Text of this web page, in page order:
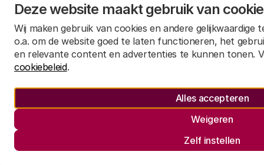
Deze website maakt gebruik van
Wij maken gebruik van cookies en andere gelijkwaardige
o.a. om de website goed te laten functioneren, het
en relevante content en advertenties te kunnen tonen.
cookiebeleid.
Alles accepteren
Weigeren
Zelf instellen